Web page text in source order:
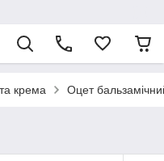
крема Оцет